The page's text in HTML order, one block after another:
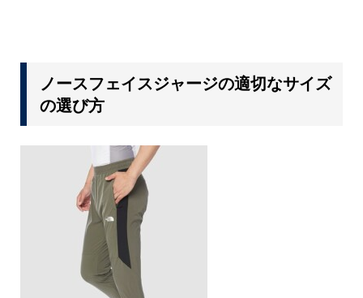
ノースフェイスジャージの適切なサイズ
の選び方